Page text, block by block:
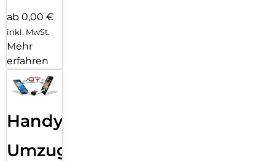
ab 0,00 €
inkl. MwSt.
Mehr
erfahren
Handy
Umzug